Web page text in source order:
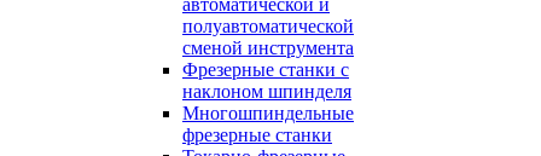
автоматической и
полуавтоматической
сменой инструмента
Фрезерные станки с
наклоном шпинделя
Многошпиндельные
фрезерные станки